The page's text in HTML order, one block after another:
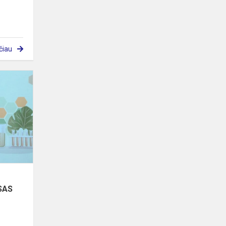
GAMTAMOKSLINIŲ
EKSPERIMENTŲ